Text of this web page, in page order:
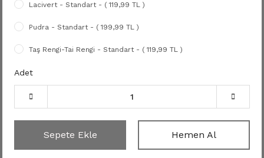
Lacivert - Standart - ( 119,99 TL )
Pudra - Standart - ( 199,99 TL )
Taş Rengi-Tai Rengi - Standart - ( 119,99 TL )
Adet
Sepete Ekle Hemen Al